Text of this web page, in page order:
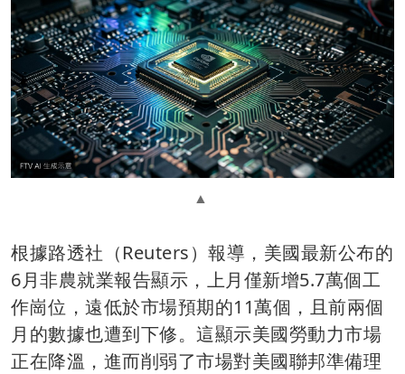
根據路透社（Reuters）報導，美國最新公布的
6月非農就業報告顯示，上月僅新增5.7萬個工
作崗位，遠低於市場預期的11萬個，且前兩個
月的數據也遭到下修。這顯示美國勞動力市場
正在降溫，進而削弱了市場對美國聯邦準備理